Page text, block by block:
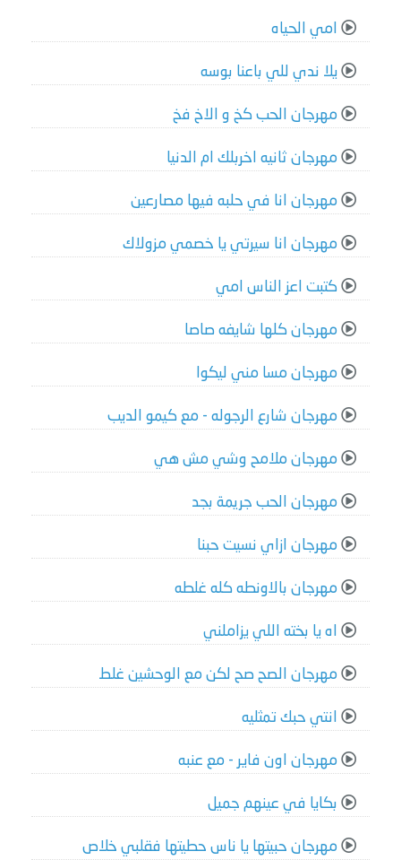
امي الحياه
يلا ندي للي باعنا بوسه
مهرجان الحب كخ و الاخ فخ
مهرجان ثانيه اخربلك ام الدنيا
مهرجان انا في حلبه فيها مصارعين
مهرجان انا سيرتي يا خصمي مزولاك
كتبت اعز الناس امي
مهرجان كلها شايفه صاصا
مهرجان مسا مني ليكوا
مهرجان شارع الرجوله - مع كيمو الديب
مهرجان ملامح وشي مش هي
مهرجان الحب جريمة بجد
مهرجان ازاي نسيت حبنا
مهرجان بالاونطه كله غلطه
اه يا بخته اللي يزاملني
مهرجان الصح صح لكن مع الوحشين غلط
انتي حبك تمثليه
مهرجان اون فاير - مع عنبه
بكايا في عينهم جميل
مهرجان حبيتها يا ناس حطيتها فقلبي خلاص